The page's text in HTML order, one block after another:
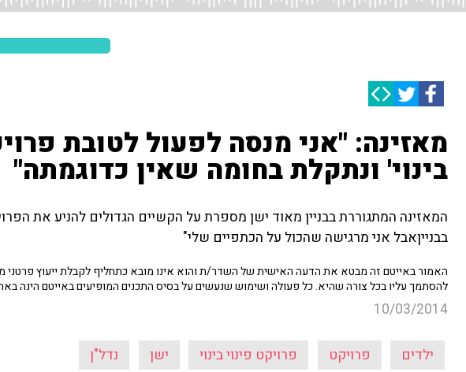
מאזינה: "אני מנסה לפעול לטובת
בינוי' ונתקלת בחומה שאין כדוגמתה"
בבנייןאבל אני מרגישה שהכול על הכתפיים שלי"
האמור באייטם זה מבטא את הדעה האישית של השדר/ת והוא אינו מובא כתחליף לקבלת ייעוץ פרטני
להסתמך עליו בכל צורה שהיא. כל פעולה ושימוש שנעשים על בסיס התכנים המופיעים באייטם הינה
10/03/2014
ילדים פרויקט פרויקט פינוי בינוי ישן נדל"ן